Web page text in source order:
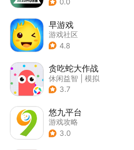
0.0
早游戏
游戏社区
4.8
贪吃蛇大作战
休闲益智
模拟
| 贪吃蛇
3.7
悠九平台
游戏攻略
3.0